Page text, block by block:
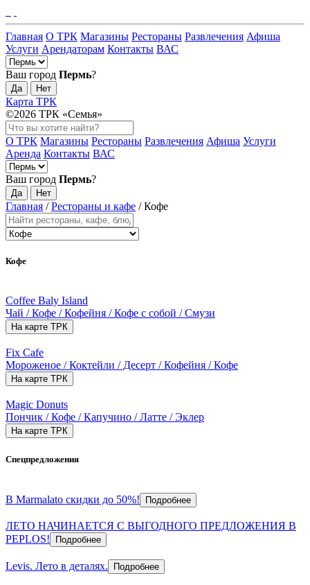
Главная О ТРК Магазины Рестораны Развлечения Афиша
Услуги Арендаторам Контакты ВАС
Ваш город Пермь?
Да Нет
Карта ТРК
©2026 ТРК «Семья»
О ТРК Магазины Рестораны Развлечения Афиша Услуги
Аренда Контакты ВАС
Ваш город Пермь?
Да Нет
Главная /Рестораны и кафе /Кофе
Кофе
Coffee Baly Island
Чай / Кофе / Кофейня / Кофе с собой / Смузи
На карте ТРК
Fix Cafe
Мороженое / Коктейли / Десерт / Кофейня / Кофе
На карте ТРК
Magic Donuts
Пончик / Кофе / Капучино / Латте / Эклер
На карте ТРК
Спецпредложения
В Marmalato скидки до 50%! Подробнее
ЛЕТО НАЧИНАЕТСЯ С ВЫГОДНОГО ПРЕДЛОЖЕНИЯ В
PEPLOS!
Подробнее
Levis. Лето в деталях. Подробнее